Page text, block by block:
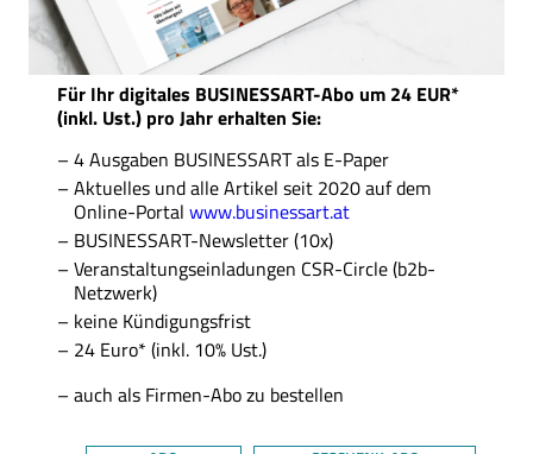
Für Ihr digitales BUSINESSART-Abo um 24 EUR*
(inkl. Ust.) pro Jahr erhalten Sie:
4 Ausgaben BUSINESSART als E-Paper
Aktuelles und alle Artikel seit 2020 auf dem
Online-Portal www.businessart.at
BUSINESSART-Newsletter (10x)
Veranstaltungseinladungen CSR-Circle (b2b-
Netzwerk)
keine Kündigungsfrist
24 Euro* (inkl. 10% Ust.)
auch als Firmen-Abo zu bestellen